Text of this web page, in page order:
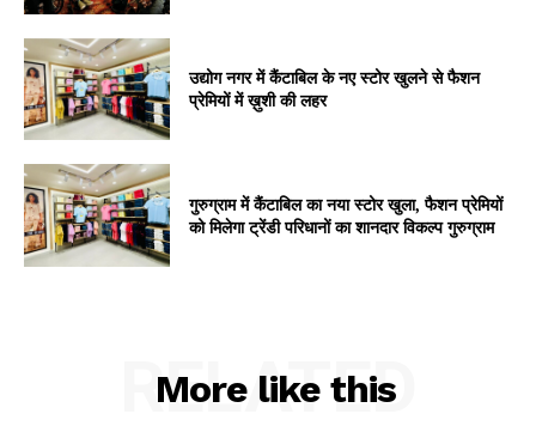
उद्योग नगर में कैंटाबिल के नए स्टोर खुलने से फैशन
प्रेमियों में ख़ुशी की लहर
गुरुग्राम में कैंटाबिल का नया स्टोर खुला, फैशन प्रेमियों
को मिलेगा ट्रेंडी परिधानों का शानदार विकल्प गुरुग्राम
More like this
RELATED